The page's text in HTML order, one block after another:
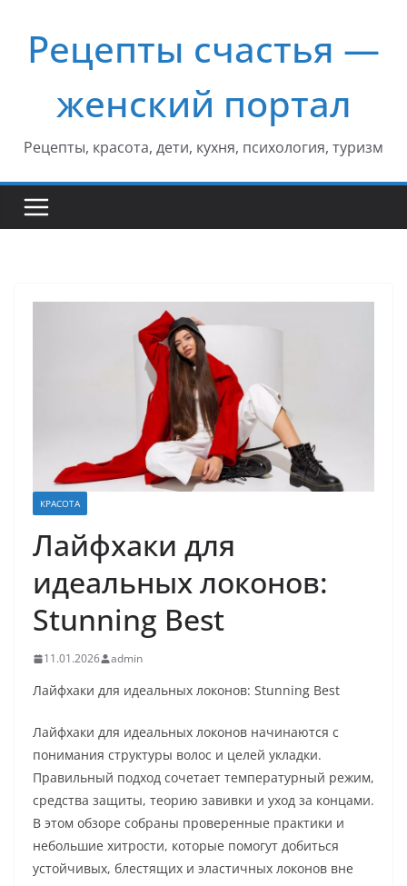
содержимому
Рецепты счастья —
женский портал
Рецепты, красота, дети, кухня, психология, туризм
КРАСОТА
Лайфхаки для
идеальных локонов:
Stunning Best
11.01.2026 admin
Лайфхаки для идеальных локонов: Stunning Best
Лайфхаки для идеальных локонов начинаются с
понимания структуры волос и целей укладки.
Правильный подход сочетает температурный режим,
средства защиты, теорию завивки и уход за концами.
В этом обзоре собраны проверенные практики и
небольшие хитрости, которые помогут добиться
устойчивых, блестящих и эластичных локонов вне